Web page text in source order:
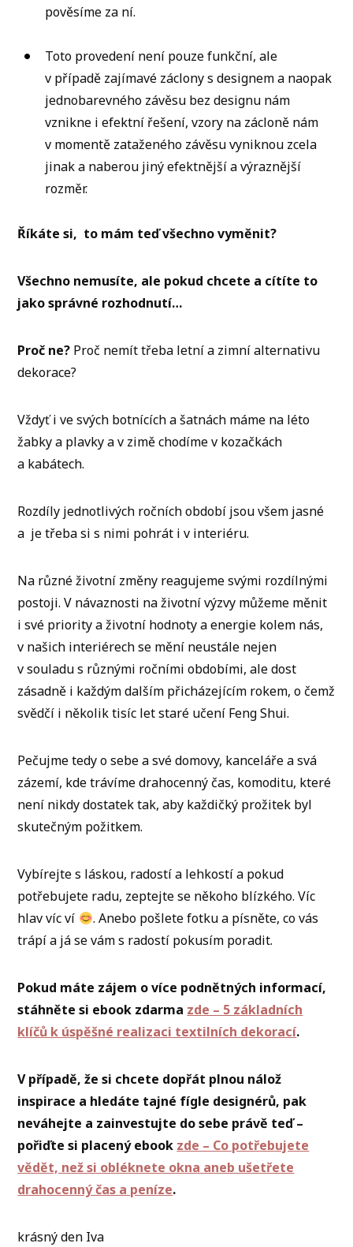
pověsíme za ní.
Toto provedení není pouze funkční, ale
v případě zajímavé záclony s designem a naopak
jednobarevného závěsu bez designu nám
vznikne i efektní řešení, vzory na zácloně nám
v momentě zataženého závěsu vyniknou zcela
jinak a naberou jiný efektnější a výraznější
rozměr.
Říkáte si, to mám teď všechno vyměnit?
Všechno nemusíte, ale pokud chcete a cítíte to
jako správné rozhodnutí…
Proč ne? Proč nemít třeba letní a zimní alternativu
dekorace?
Vždyť i ve svých botnících a šatnách máme na léto
žabky a plavky a v zimě chodíme v kozačkách
a kabátech.
Rozdíly jednotlivých ročních období jsou všem jasné
a je třeba si s nimi pohrát i v interiéru.
Na různé životní změny reagujeme svými rozdílnými
postoji. V návaznosti na životní výzvy můžeme měnit
i své priority a životní hodnoty a energie kolem nás,
v našich interiérech se mění neustále nejen
v souladu s různými ročními obdobími, ale dost
zásadně i každým dalším přicházejícím rokem, o čemž
svědčí i několik tisíc let staré učení Feng Shui.
Pečujme tedy o sebe a své domovy, kanceláře a svá
zázemí, kde trávíme drahocenný čas, komoditu, které
není nikdy dostatek tak, aby každičký prožitek byl
skutečným požitkem.
Vybírejte s láskou, radostí a lehkostí a pokud
potřebujete radu, zeptejte se někoho blízkého. Víc
hlav víc ví
. Anebo pošlete fotku a písněte, co vás
trápí a já se vám s radostí pokusím poradit.
Pokud máte zájem o více podnětných informací,
stáhněte si ebook zdarma zde – 5 základních
klíčů k úspěšné realizaci textilních dekorací.
V případě, že si chcete dopřát plnou nálož
inspirace a hledáte tajné fígle designérů, pak
neváhejte a zainvestujte do sebe právě teď –
pořiďte si placený ebook zde – Co potřebujete
vědět, než si obléknete okna aneb ušetřete
drahocenný čas a peníze.
krásný den Iva